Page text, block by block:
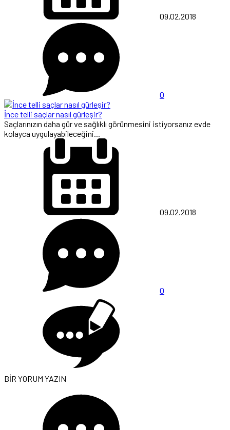
09.02.2018
0
İnce telli saçlar nasıl gürleşir?
Saçlarınızın daha gür ve sağlıklı görünmesini istiyorsanız evde
kolayca uygulayabileceğini...
09.02.2018
0
BİR YORUM YAZIN